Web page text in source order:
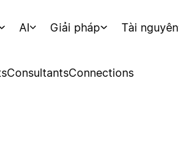
AI Giải pháp Tài nguyên
ConsultantsConnections